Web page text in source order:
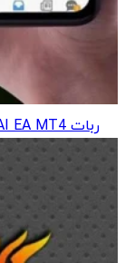
ربات GARRYS AI EA MT4